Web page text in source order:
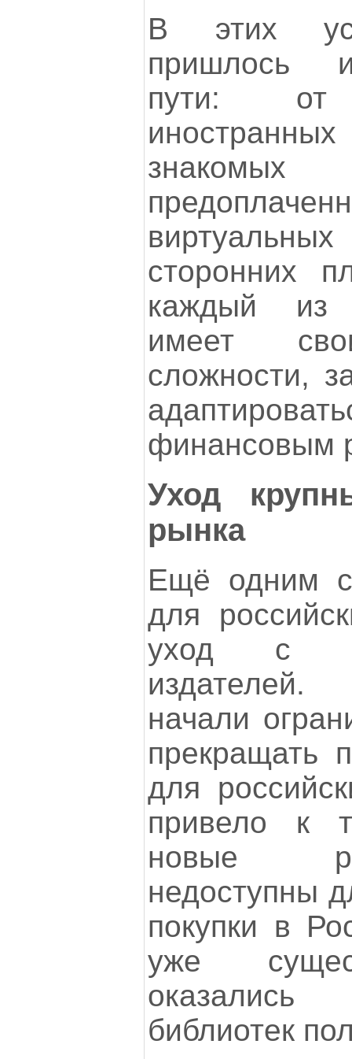
В этих
пришлось
пути: от
сторонних
каждый из
имеет
сложности,
финансовым
Уход
рынка
Ещё одним
для
уход с
начали
прекращать
для
привело к
новые
недоступны
покупки в
уже
библиотек